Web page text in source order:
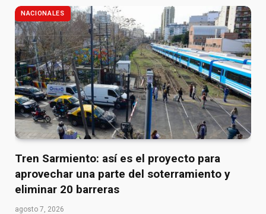
NACIONALES
Tren Sarmiento: así es el proyecto para
aprovechar una parte del soterramiento y
eliminar 20 barreras
agosto 7, 2026